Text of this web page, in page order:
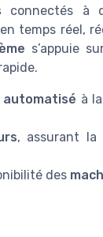
connectés à
temps réel,
s’appuie
automatisé à la
, assurant la
des